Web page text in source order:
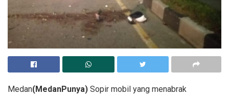
Medan(MedanPunya) Sopir mobil yang menabrak